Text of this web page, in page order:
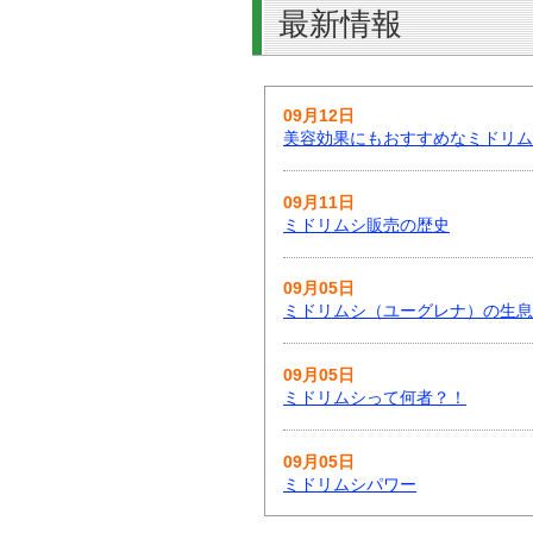
最新情報
09月12日
美容効果にもおすすめなミドリ
09月11日
ミドリムシ販売の歴史
09月05日
ミドリムシ（ユーグレナ）の生
09月05日
ミドリムシって何者？！
09月05日
ミドリムシパワー